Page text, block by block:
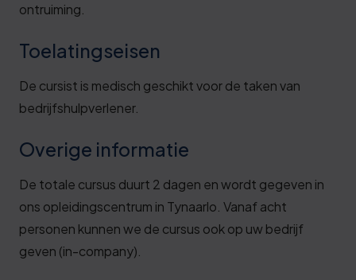
ontruiming.
Toelatingseisen
De cursist is medisch geschikt voor de taken van
bedrijfshulpverlener.
Overige informatie
De totale cursus duurt 2 dagen en wordt gegeven in
ons opleidingscentrum in Tynaarlo. Vanaf acht
personen kunnen we de cursus ook op uw bedrijf
geven (in-company).